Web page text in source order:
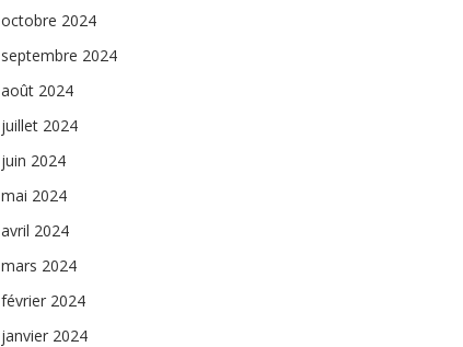
octobre 2024
septembre 2024
août 2024
juillet 2024
juin 2024
mai 2024
avril 2024
mars 2024
février 2024
janvier 2024